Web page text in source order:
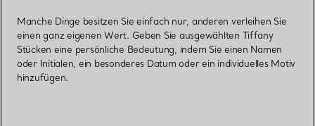
Manche Dinge besitzen Sie einfach nur, anderen verleihen Sie
einen ganz eigenen Wert. Geben Sie ausgewählten Tiffany
Stücken eine persönliche Bedeutung, indem Sie einen Namen
oder Initialen, ein besonderes Datum oder ein individuelles Motiv
hinzufügen.